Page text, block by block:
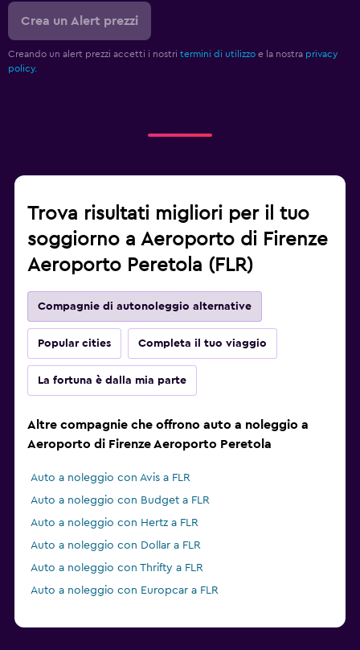
Crea un Alert prezzi
Creando un alert prezzi accetti i nostri termini di utilizzo e la nostra privacy
policy.
Trova risultati migliori per il tuo
soggiorno a Aeroporto di Firenze
Aeroporto Peretola (FLR)
Compagnie di autonoleggio alternative
Popular cities Completa il tuo viaggio
La fortuna è dalla mia parte
Altre compagnie che offrono auto a noleggio a
Aeroporto di Firenze Aeroporto Peretola
Auto a noleggio con Avis a FLR
Auto a noleggio con Budget a FLR
Auto a noleggio con Hertz a FLR
Auto a noleggio con Dollar a FLR
Auto a noleggio con Thrifty a FLR
Auto a noleggio con Europcar a FLR